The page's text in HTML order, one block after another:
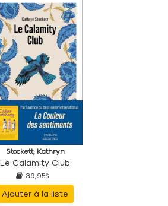
Stockett, Kathryn
Le Calamity Club
39,95$
Ajouter à la liste